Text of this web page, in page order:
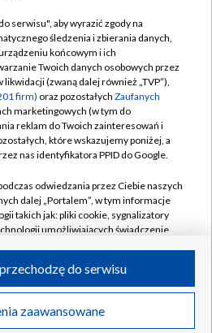
TVP
TVP
prywatności
Moje zgody
Pomoc
Kontakt
Kanały
Polska S.A. w likwidacji
serwisu", aby wyrazić zgody na
śledzenia i zbierania danych,
końcowym i ich
Twoich danych osobowych przez
likwidacji (zwaną dalej również „TVP”),
firm) oraz pozostałych Zaufanych
marketingowych (w tym do
reklam do Twoich zainteresowań i
które wskazujemy poniżej, a
nas identyfikatora PPID do Google.
odwiedzania przez Ciebie naszych
dalej „Portalem”, w tym informacje
takich jak: pliki cookie, sygnalizatory
umożliwiających świadczenie
odwiedzania przez Ciebie
takie jak adresy IP, identyfikatory
zaawansowane
do serwisu